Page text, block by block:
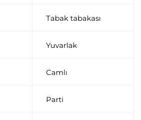
Tabak tabakası
Yuvarlak
Camlı
Parti